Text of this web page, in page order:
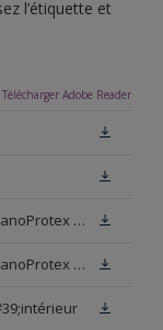
l’étiquette et
Télécharger Adobe Reader
Fiche de données de sécurité Alpha SanoProtex Base W05
Fiche de données de sécurité Alpha SanoProtex Base N00